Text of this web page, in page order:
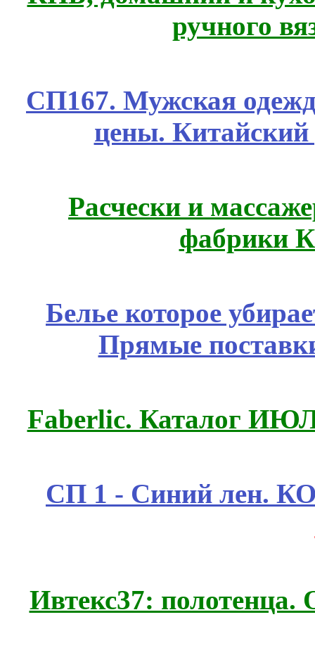
ручного
СП167. Мужская
цены.
Расчески и
фабрики
Белье которое
Прямые
Faberlic. Каталог
СП 1 - Синий лен.
Ивтекс37: